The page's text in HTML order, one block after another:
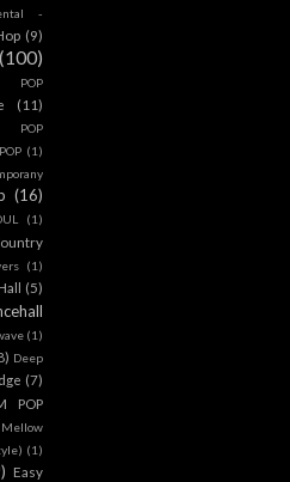
-
(9)
(100)
POP
(11)
POP
(1)
(16)
(1)
(1)
(5)
(1)
Deep
(7)
POP
(1)
Easy